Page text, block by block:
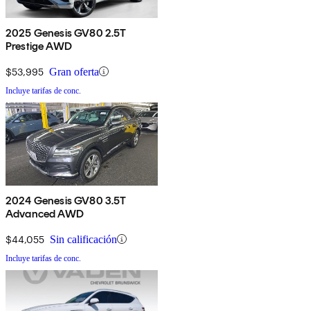
2025 Genesis GV80 2.5T
Prestige AWD
$53,995 Gran oferta
Incluye tarifas de conc.
2024 Genesis GV80 3.5T
Advanced AWD
$44,055 Sin calificación
Incluye tarifas de conc.